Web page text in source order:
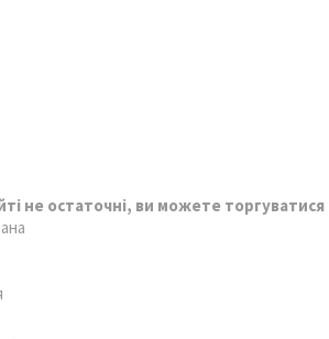
не остаточні, ви можете торгуватися